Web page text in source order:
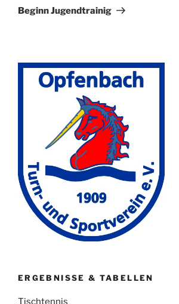
Beitrag
Beginn Jugendtrainig
ERGEBNISSE & TABELLEN
Tischtennis